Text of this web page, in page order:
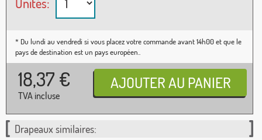
* Du lundi au vendredi si vous placez votre commande avant 14h00 et que le
pays de destination est un pays européen..
18,37 €
TVA incluse
Drapeaux similaires: